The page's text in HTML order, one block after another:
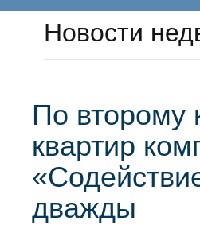
Новости
По второму
квартир
дважды